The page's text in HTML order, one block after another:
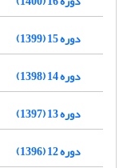
دوره 15 (1399)
دوره 14 (1398)
دوره 13 (1397)
دوره 12 (1396)